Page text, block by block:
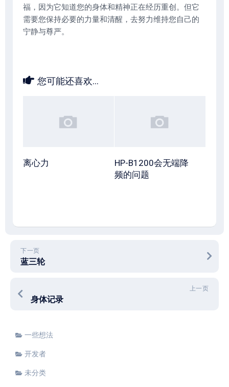
福，因为它知道您的身体和精神正在经历重创。但它
需要您保持必要的力量和清醒，去努力维持您自己的
宁静与尊严。
您可能还喜欢...
离心力
HP-B1200会无端降
频的问题
下一页
蓝三轮
上一页
身体记录
一些想法
开发者
未分类